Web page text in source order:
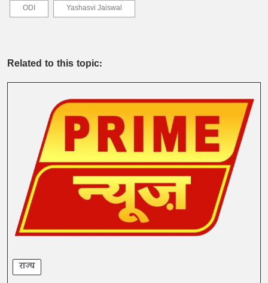
ODI
Yashasvi Jaiswal
Related to this topic:
राज्य